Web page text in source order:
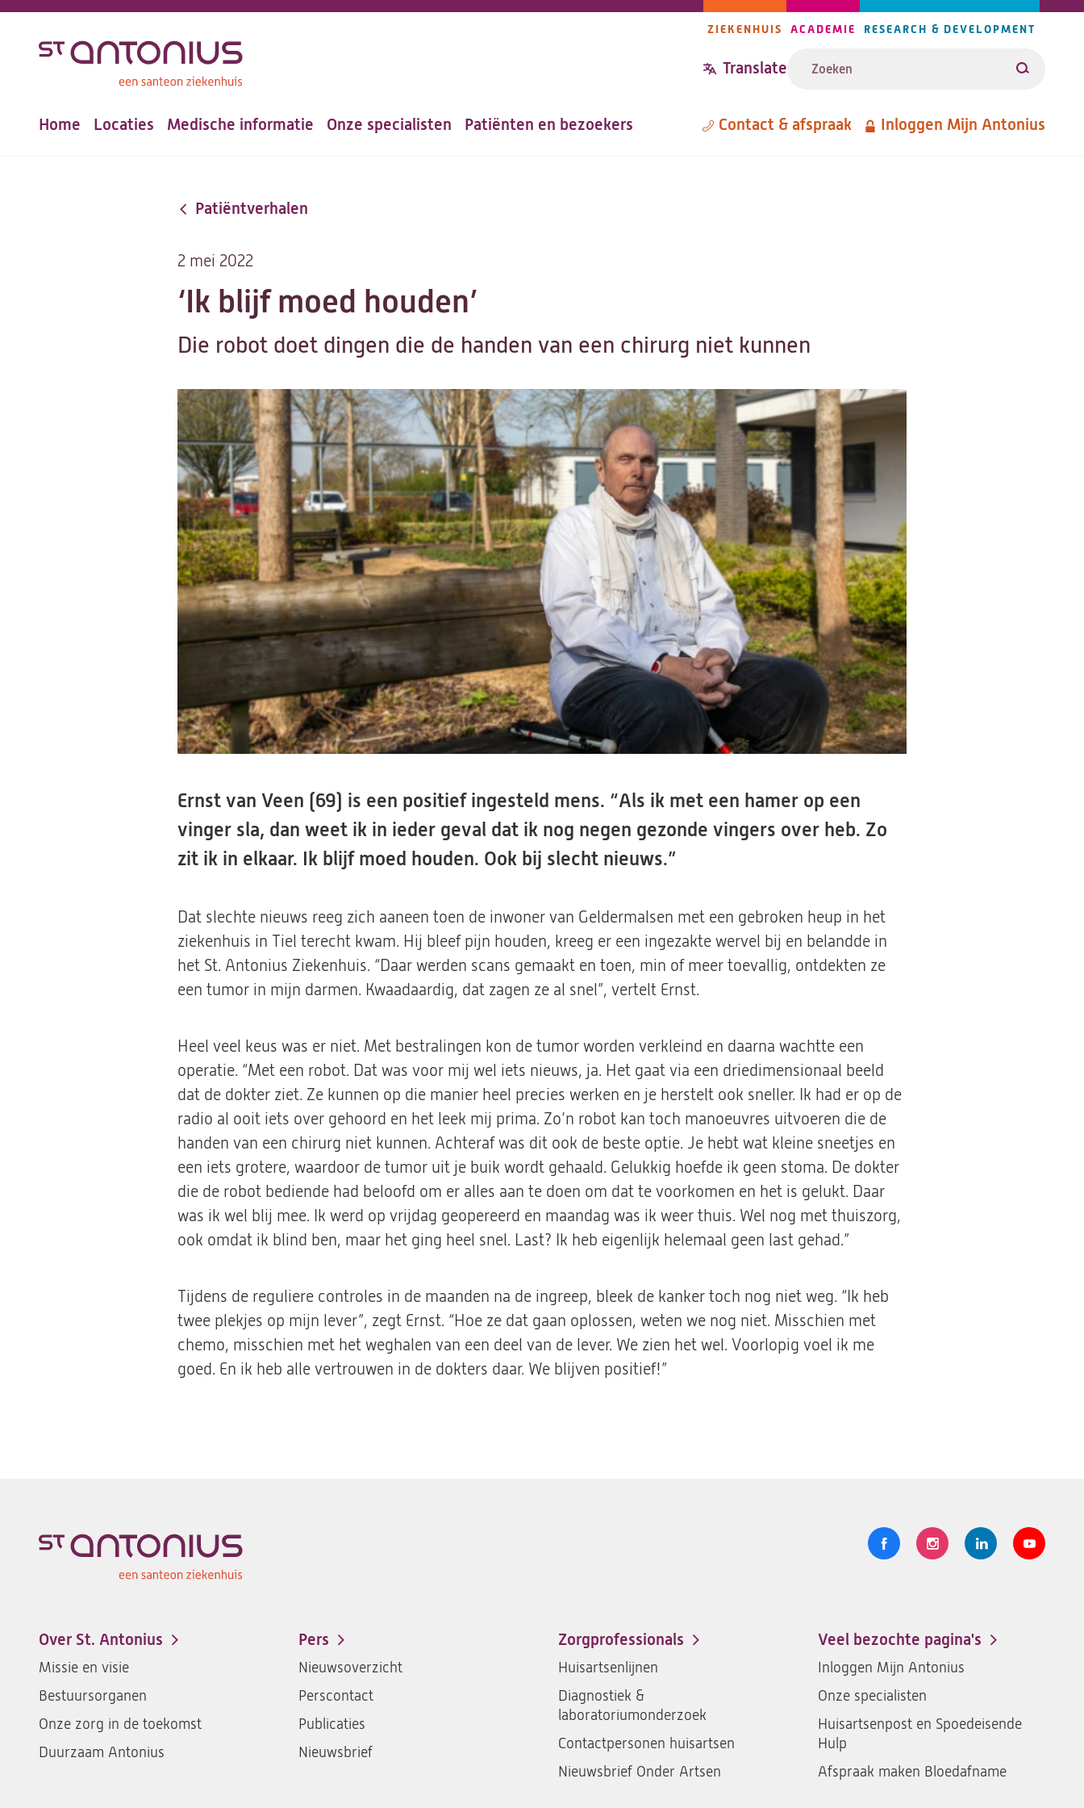
inhoud
navigatie
ZIEKENHUIS ACADEMIE RESEARCH & DEVELOPMENT
Translate Zoeken
Hoofdnavigatie
Home Locaties Medische informatie Onze specialisten Patiënten en bezoekers Metanavigatie
Contact & afspraak Inloggen Mijn Antonius
Patiëntverhalen
2 mei 2022
‘Ik blijf moed houden’
Die robot doet dingen die de handen van een chirurg niet kunnen
Ernst van Veen (69) is een positief ingesteld mens. “Als ik met een hamer op een
vinger sla, dan weet ik in ieder geval dat ik nog negen gezonde vingers over heb. Zo
zit ik in elkaar. Ik blijf moed houden. Ook bij slecht nieuws.”
Dat slechte nieuws reeg zich aaneen toen de inwoner van Geldermalsen met een gebroken heup in het
ziekenhuis in Tiel terecht kwam. Hij bleef pijn houden, kreeg er een ingezakte wervel bij en belandde in
het St. Antonius Ziekenhuis. “Daar werden scans gemaakt en toen, min of meer toevallig, ontdekten ze
een tumor in mijn darmen. Kwaadaardig, dat zagen ze al snel”, vertelt Ernst.
Heel veel keus was er niet. Met bestralingen kon de tumor worden verkleind en daarna wachtte een
operatie. “Met een robot. Dat was voor mij wel iets nieuws, ja. Het gaat via een driedimensionaal beeld
dat de dokter ziet. Ze kunnen op die manier heel precies werken en je herstelt ook sneller. Ik had er op de
radio al ooit iets over gehoord en het leek mij prima. Zo’n robot kan toch manoeuvres uitvoeren die de
handen van een chirurg niet kunnen. Achteraf was dit ook de beste optie. Je hebt wat kleine sneetjes en
een iets grotere, waardoor de tumor uit je buik wordt gehaald. Gelukkig hoefde ik geen stoma. De dokter
die de robot bediende had beloofd om er alles aan te doen om dat te voorkomen en het is gelukt. Daar
was ik wel blij mee. Ik werd op vrijdag geopereerd en maandag was ik weer thuis. Wel nog met thuiszorg,
ook omdat ik blind ben, maar het ging heel snel. Last? Ik heb eigenlijk helemaal geen last gehad.”
Tijdens de reguliere controles in de maanden na de ingreep, bleek de kanker toch nog niet weg. “Ik heb
twee plekjes op mijn lever”, zegt Ernst. “Hoe ze dat gaan oplossen, weten we nog niet. Misschien met
chemo, misschien met het weghalen van een deel van de lever. We zien het wel. Voorlopig voel ik me
goed. En ik heb alle vertrouwen in de dokters daar. We blijven positief!”
Volg
Logo
santeon
ziekenhuis
op
Facebook
Logo
santeon
ziekenhuis
Instagram
Logo
santeon
LinkedIn
Logo
Footer-
menu
Over St. Antonius
Missie en visie
Bestuursorganen
Onze zorg in de toekomst
Duurzaam Antonius
Pers
Nieuwsoverzicht
Perscontact
Publicaties
Nieuwsbrief
Zorgprofessionals
Huisartsenlijnen
Diagnostiek &
laboratoriumonderzoek
Contactpersonen huisartsen
Nieuwsbrief Onder Artsen
Veel bezochte pagina's
Inloggen Mijn Antonius
Onze specialisten
Huisartsenpost en Spoedeisende
Hulp
Afspraak maken Bloedafname